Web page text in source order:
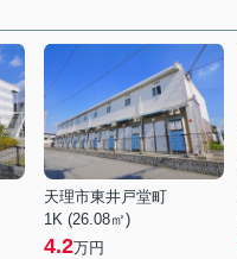
天理市東井戸堂町
1K (26.08㎡)
4.2万円